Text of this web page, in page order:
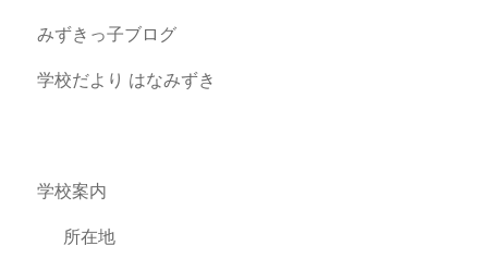
みずきっ子ブログ
学校だより はなみずき
学校案内
所在地